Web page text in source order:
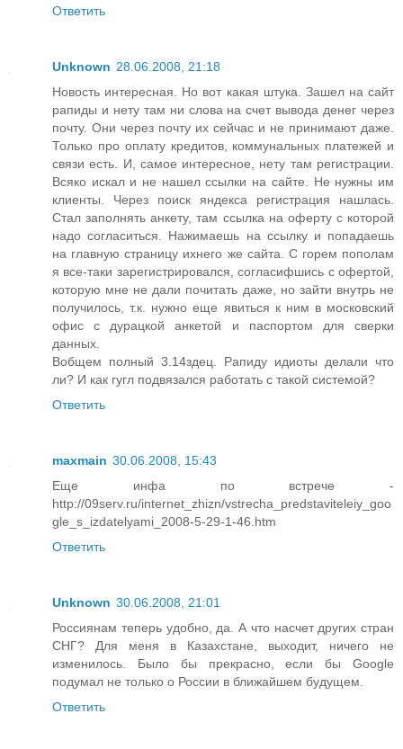
Ответить
Unknown 28.06.2008, 21:18
Новость интересная. Но вот какая штука. Зашел на сайт
рапиды и нету там ни слова на счет вывода денег через
почту. Они через почту их сейчас и не принимают даже.
Только про оплату кредитов, коммунальных платежей и
связи есть. И, самое интересное, нету там регистрации.
Всяко искал и не нашел ссылки на сайте. Не нужны им
клиенты. Через поиск яндекса регистрация нашлась.
Стал заполнять анкету, там ссылка на оферту с которой
надо согласиться. Нажимаешь на ссылку и попадаешь
на главную страницу ихнего же сайта. С горем пополам
я все-таки зарегистрировался, согласифшись с офертой,
которую мне не дали почитать даже, но зайти внутрь не
получилось, т.к. нужно еще явиться к ним в московский
офис с дурацкой анкетой и паспортом для сверки
данных.
Вобщем полный 3.14здец. Рапиду идиоты делали что
ли? И как гугл подвязался работать с такой системой?
Ответить
maxmain 30.06.2008, 15:43
Еще инфа по встрече -
http://09serv.ru/internet_zhizn/vstrecha_predstaviteleiy_goo
gle_s_izdatelyami_2008-5-29-1-46.htm
Ответить
Unknown 30.06.2008, 21:01
Россиянам теперь удобно, да. А что насчет других стран
СНГ? Для меня в Казахстане, выходит, ничего не
изменилось. Было бы прекрасно, если бы Google
подумал не только о России в ближайшем будущем.
Ответить